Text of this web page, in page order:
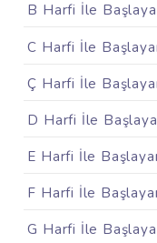
B Harfi İle
C Harfi İle
Ç Harfi İle
D Harfi İle
E Harfi İle
F Harfi İle
G Harfi İle